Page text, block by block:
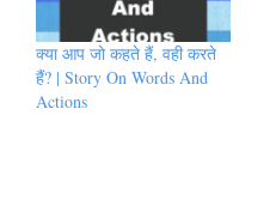
क्या आप जो कहते हैं, वही करते
हैं? | Story On Words And
Actions